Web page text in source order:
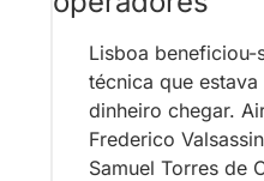
Lisboa beneficiou-
técnica que
dinheiro chegar.
Frederico
Samuel Torres de